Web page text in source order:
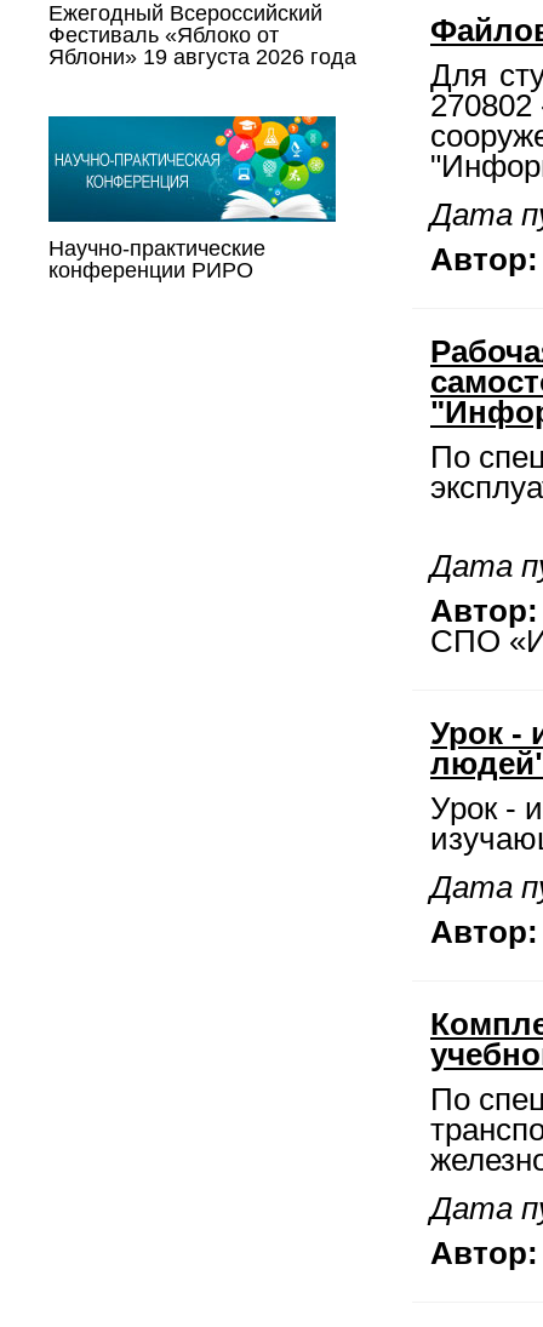
Ежегодный Всероссийский
Фестиваль «Яблоко от
Яблони» 19 августа 2026 года
Научно-практические
конференции РИРО
Для
270802
Дата
Автор:
По
Дата
Автор:
СПО
Урок -
Урок -
Дата
Автор:
По
Дата
Автор: